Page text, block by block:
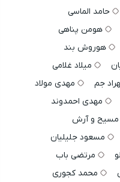
حامد الماسی
هومن پناهی
هوروش بند
میلاد غلامی
جم
مهدی مولاد
مهدی احمدوند
مسیح و آرش
مسعود جلیلیان
مرتضی باب
محمد کجوری